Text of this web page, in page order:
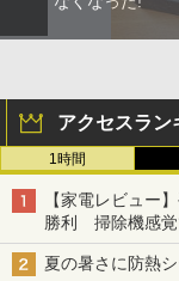
アクセスラン
1時間
【家電レビュー
勝利 掃除機感覚
夏の暑さに防熱